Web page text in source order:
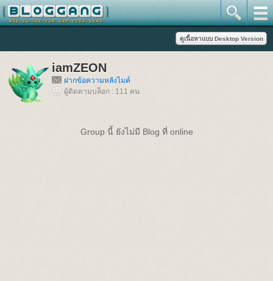
iamZEON
ฝากข้อความหลังไมค์
ผู้ติดตามบล็อก : 111 คน
Group นี้ ยังไม่มี Blog ที่ online